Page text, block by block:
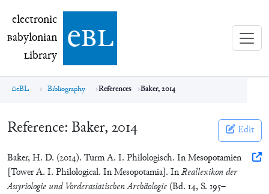
electronic Babylonian Library (eBL)
electronic
Babylonian
Library ebl
eBL Bibliography References Baker, 2014
Reference: Baker, 2014 Edit
Baker, H. D. (2014). Turm A. I. Philologisch. In Mesopotamien
[Tower A. I. Philological. In Mesopotamia]. InReallexikon der
Assyriologie und Vorderasiatischen Archäologie (Bd. 14, S. 195–